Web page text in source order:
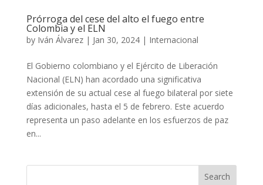
Prórroga del cese del alto el fuego entre
Colombia y el ELN
by Iván Álvarez| Jan 30, 2024| Internacional
El Gobierno colombiano y el Ejército de Liberación
Nacional (ELN) han acordado una significativa
extensión de su actual cese al fuego bilateral por siete
días adicionales, hasta el 5 de febrero. Este acuerdo
representa un paso adelante en los esfuerzos de paz
en...
Search